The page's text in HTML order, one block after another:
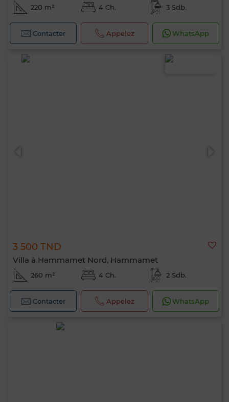
220 m² 4 Ch. 3 Sdb.
Contacter Appelez WhatsApp
3 500 TND
Villa à Hammamet Nord, Hammamet
260 m² 4 Ch. 2 Sdb.
Contacter Appelez WhatsApp